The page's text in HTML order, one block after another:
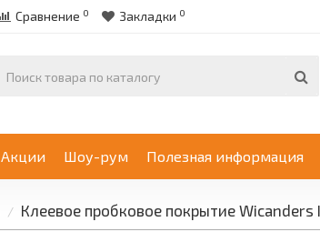
Сравнение 0 Закладки 0
Акции Шоу-рум Полезная информация
Клеевое пробковое покрытие